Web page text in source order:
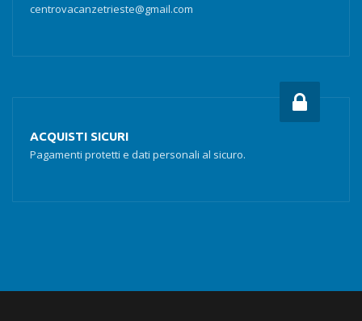
centrovacanzetrieste@gmail.com
ACQUISTI SICURI
Pagamenti protetti e dati personali al sicuro.